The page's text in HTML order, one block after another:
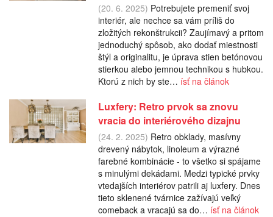
(20. 6. 2025) Potrebujete premeniť svoj
interiér, ale nechce sa vám príliš do
zložitých rekonštrukcii? Zaujímavý a pritom
jednoduchý spôsob, ako dodať miestnosti
štýl a originalitu, je úprava stien betónovou
stierkou alebo jemnou technikou s hubkou.
Ktorú z nich by ste… ísť na článok
Luxfery: Retro prvok sa znovu
vracia do interiérového dizajnu
(24. 2. 2025) Retro obklady, masívny
drevený nábytok, linoleum a výrazné
farebné kombinácie - to všetko si spájame
s minulými dekádami. Medzi typické prvky
vtedajších interiérov patrili aj luxfery. Dnes
tieto sklenené tvárnice zažívajú veľký
comeback a vracajú sa do… ísť na článok